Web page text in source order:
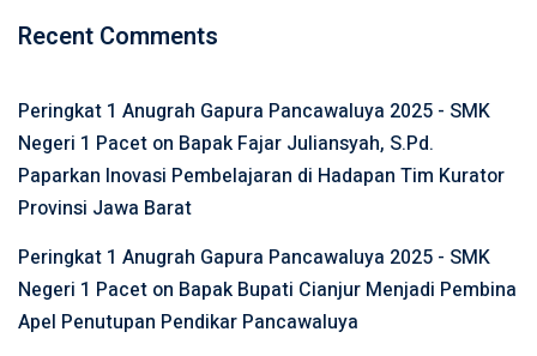
Recent Comments
Peringkat 1 Anugrah Gapura Pancawaluya 2025 - SMK
Negeri 1 Pacet on Bapak Fajar Juliansyah, S.Pd.
Paparkan Inovasi Pembelajaran di Hadapan Tim Kurator
Provinsi Jawa Barat
Peringkat 1 Anugrah Gapura Pancawaluya 2025 - SMK
Negeri 1 Pacet on Bapak Bupati Cianjur Menjadi Pembina
Apel Penutupan Pendikar Pancawaluya